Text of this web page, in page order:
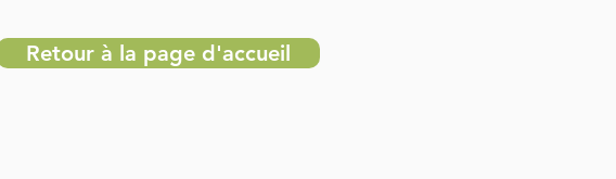
Retour à la page d'accueil